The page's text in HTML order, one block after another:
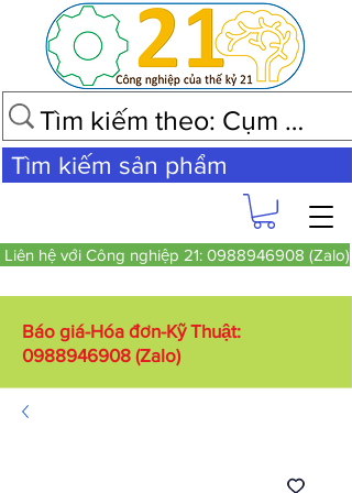
Tìm kiếm sản phẩm
Liên hệ với Công nghiệp 21: 0988946908 (Zalo)
Báo giá-Hóa đơn-Kỹ Thuật:
0988946908 (Zalo)